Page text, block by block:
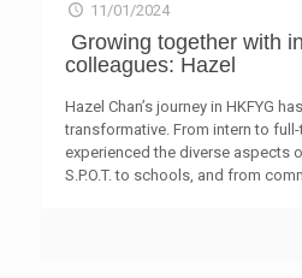
感有落差。 調查亦顯示，「公眾
（45.8%）和「缺乏專業技能」（
5】。而大多數受訪青年認為「開
會」（94.5%）、「提供綠色工作
「建立綠色工作的就業資訊平台」
索綠色就業機會【表6】。 綜合專
港對綠色工作的界定普遍與環保
關，其界定隨著社會進步不斷演
需正視行業的發展限制和配套不
11/01/2024
Growing together with
colleagues: Hazel
Hazel Chan’s journey in HKFYG
transformative. From intern to
experienced the diverse aspects
S.P.O.T. to schools, and from
during their crucial secondary